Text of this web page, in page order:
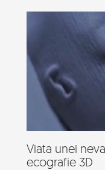
Viata unei
ecografie 3D